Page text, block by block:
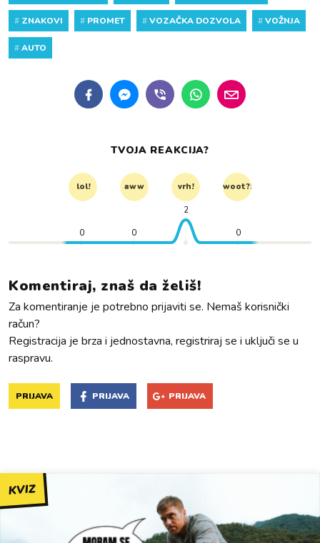
# ZNAKOVI # PROMET #VOZAČKA DOZVOLA #VOŽNJA
#AUTO
TVOJA REAKCIJA?
lol! aww vrh! woot?!
0 0
2
0
Komentiraj, znaš da želiš!
Za komentiranje je potrebno prijaviti se. Nemaš korisnički
račun?
Registracija je brza i jednostavna, registriraj se i uključi se u
raspravu.
PRIJAVA PRIJAVA PRIJAVA
KVIZ